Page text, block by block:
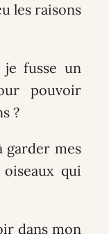
les raisons
fusse un
pouvoir
?
garder mes
qui
dans mon